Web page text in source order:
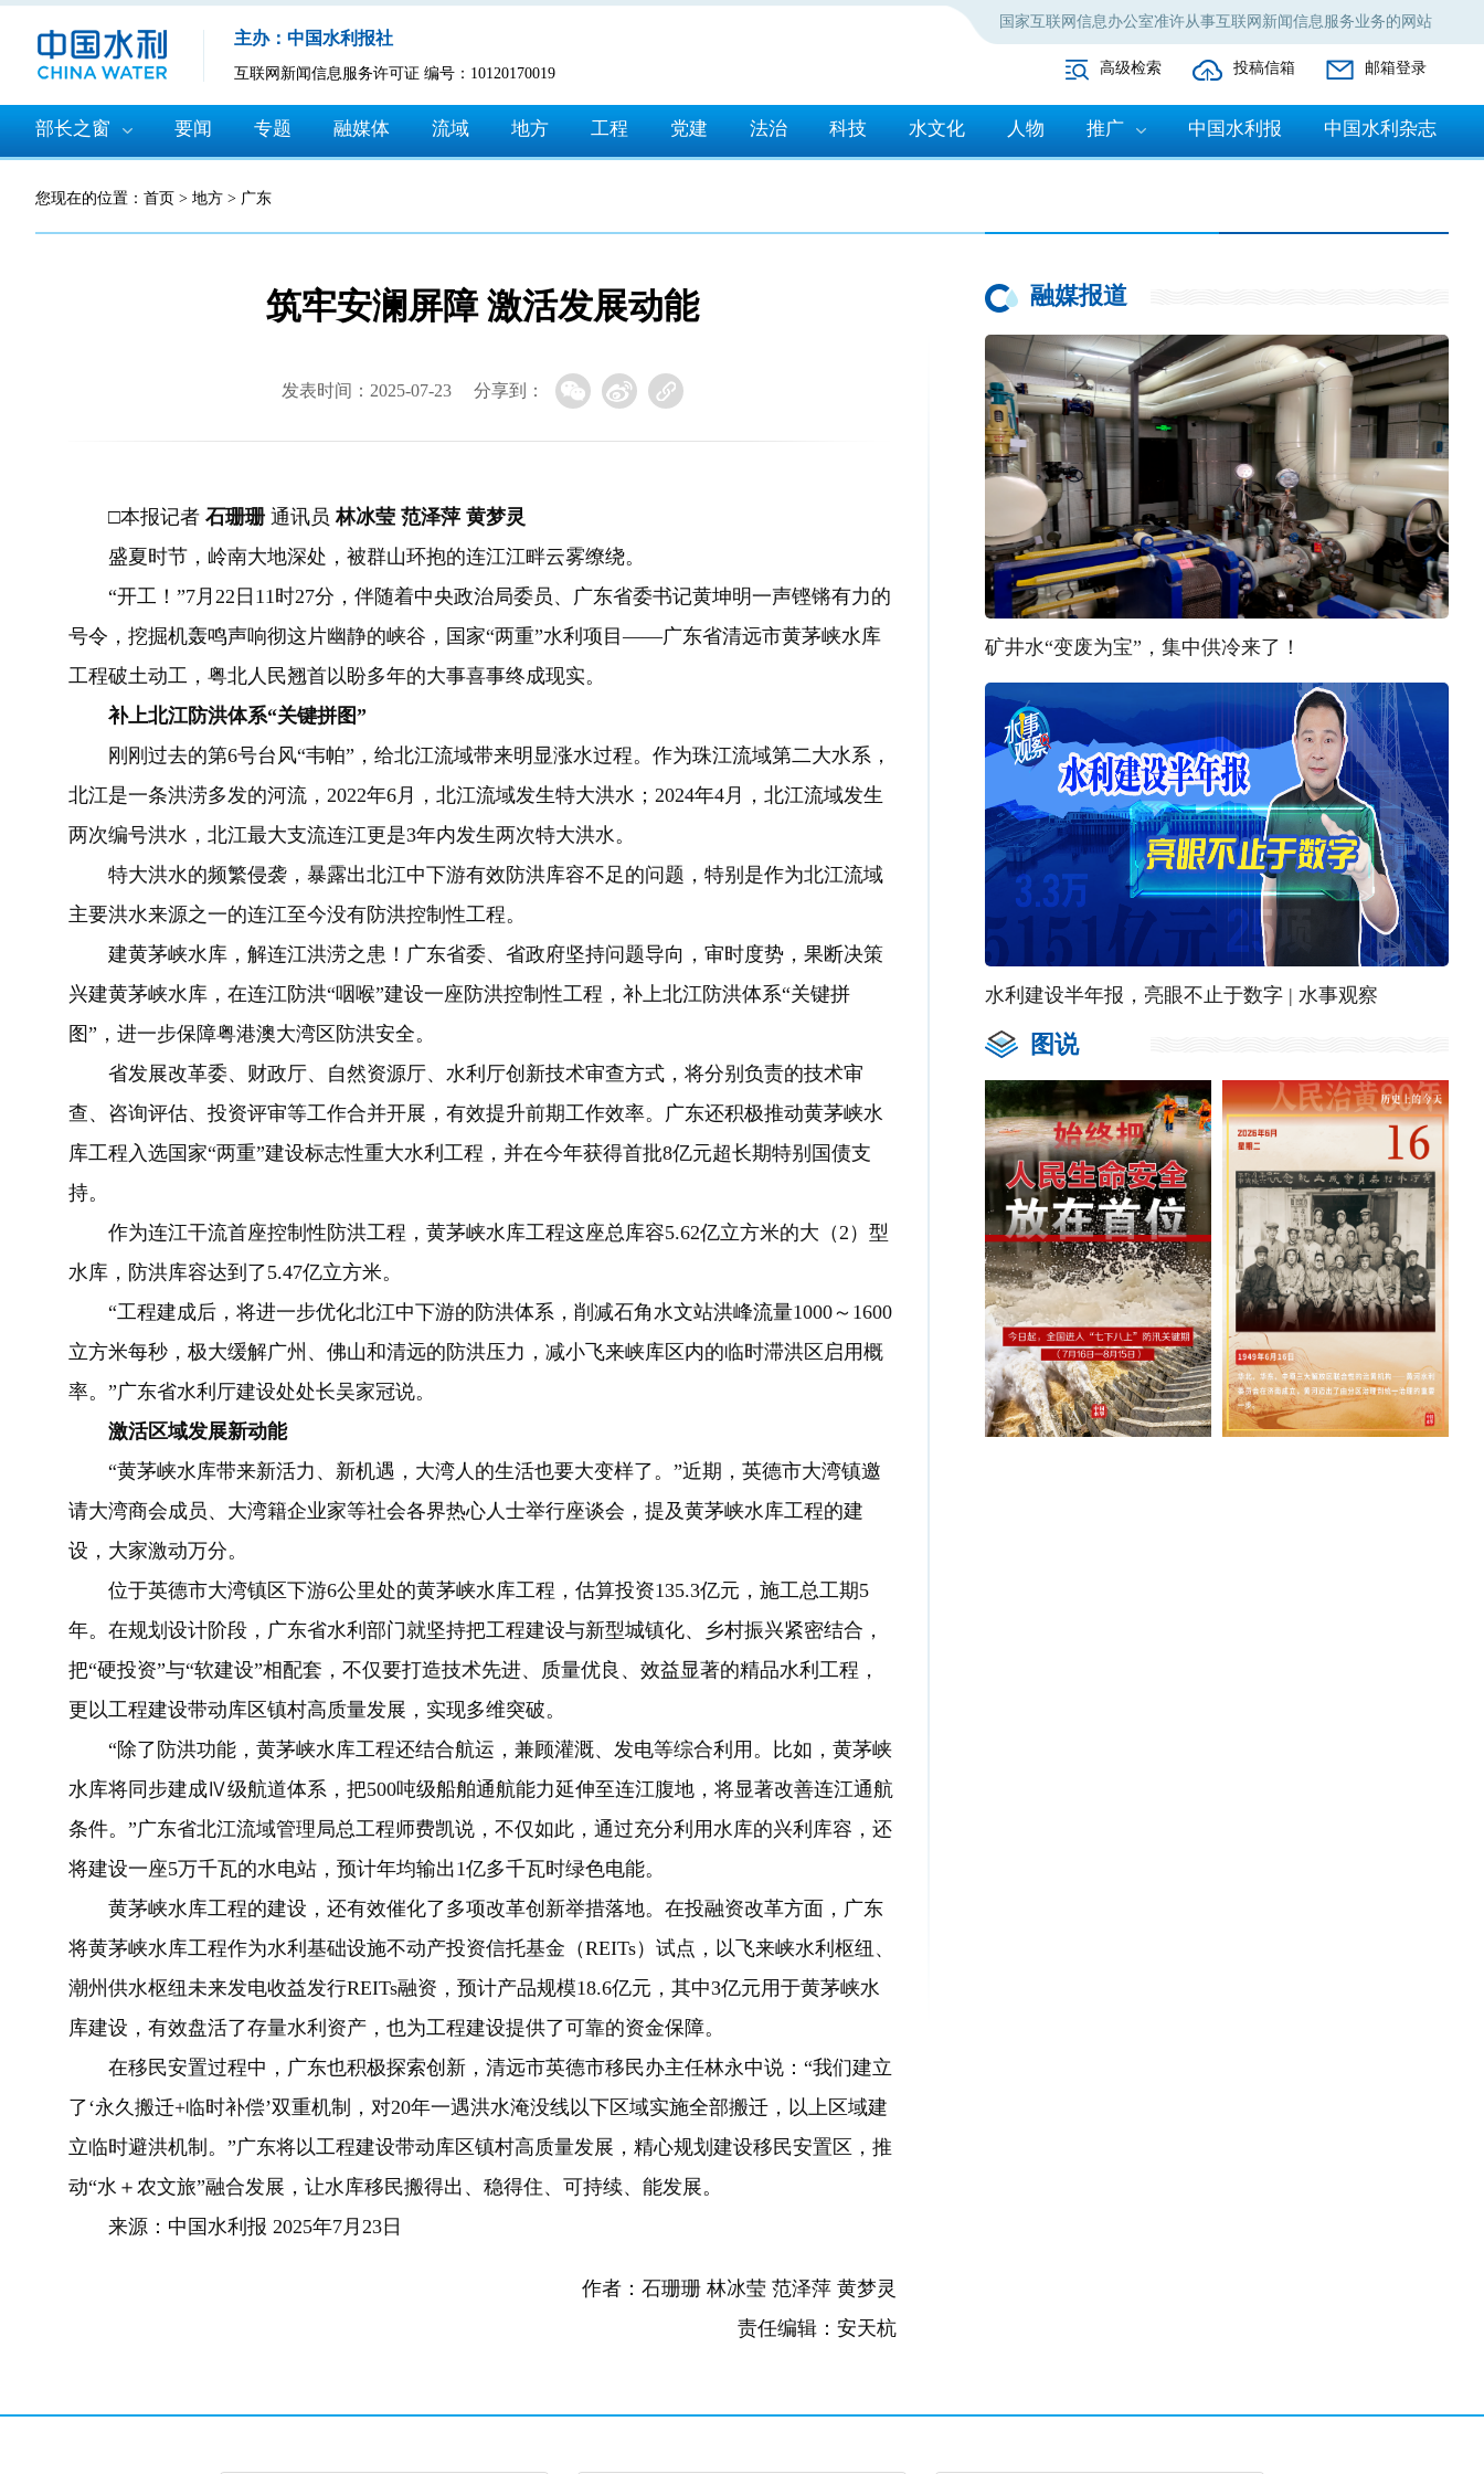
国家互联网信息办公室准许从事互联网新闻信息服务业务的网站
主办：中国水利报社
互联网新闻信息服务许可证 编号：10120170019 高级检索 投稿信箱 邮箱登录
部长之窗 要闻 专题 融媒体 流域 地方 工程 党建 法治 科技 水文化 人物 推广 中国水利报 中国水利杂志
您现在的位置： 首页 > 地方 > 广东
筑牢安澜屏障 激活发展动能
发表时间：2025-07-23 分享到：
□本报记者 石珊珊 通讯员林冰莹 范泽萍 黄梦灵
盛夏时节，岭南大地深处，被群山环抱的连江江畔云雾缭绕。
“开工！”7月22日11时27分，伴随着中央政治局委员、广东省委书记黄坤明一声铿锵有力的
号令，挖掘机轰鸣声响彻这片幽静的峡谷，国家“两重”水利项目——广东省清远市黄茅峡水库
工程破土动工，粤北人民翘首以盼多年的大事喜事终成现实。
补上北江防洪体系“关键拼图”
刚刚过去的第6号台风“韦帕”，给北江流域带来明显涨水过程。作为珠江流域第二大水系，
北江是一条洪涝多发的河流，2022年6月，北江流域发生特大洪水；2024年4月，北江流域发生
两次编号洪水，北江最大支流连江更是3年内发生两次特大洪水。
特大洪水的频繁侵袭，暴露出北江中下游有效防洪库容不足的问题，特别是作为北江流域
主要洪水来源之一的连江至今没有防洪控制性工程。
建黄茅峡水库，解连江洪涝之患！广东省委、省政府坚持问题导向，审时度势，果断决策
兴建黄茅峡水库，在连江防洪“咽喉”建设一座防洪控制性工程，补上北江防洪体系“关键拼
图”，进一步保障粤港澳大湾区防洪安全。
省发展改革委、财政厅、自然资源厅、水利厅创新技术审查方式，将分别负责的技术审
查、咨询评估、投资评审等工作合并开展，有效提升前期工作效率。广东还积极推动黄茅峡水
库工程入选国家“两重”建设标志性重大水利工程，并在今年获得首批8亿元超长期特别国债支
持。
作为连江干流首座控制性防洪工程，黄茅峡水库工程这座总库容5.62亿立方米的大（2）型
水库，防洪库容达到了5.47亿立方米。
“工程建成后，将进一步优化北江中下游的防洪体系，削减石角水文站洪峰流量1000～1600
立方米每秒，极大缓解广州、佛山和清远的防洪压力，减小飞来峡库区内的临时滞洪区启用概
率。”广东省水利厅建设处处长吴家冠说。
激活区域发展新动能
“黄茅峡水库带来新活力、新机遇，大湾人的生活也要大变样了。”近期，英德市大湾镇邀
请大湾商会成员、大湾籍企业家等社会各界热心人士举行座谈会，提及黄茅峡水库工程的建
设，大家激动万分。
位于英德市大湾镇区下游6公里处的黄茅峡水库工程，估算投资135.3亿元，施工总工期5
年。在规划设计阶段，广东省水利部门就坚持把工程建设与新型城镇化、乡村振兴紧密结合，
把“硬投资”与“软建设”相配套，不仅要打造技术先进、质量优良、效益显著的精品水利工程，
更以工程建设带动库区镇村高质量发展，实现多维突破。
“除了防洪功能，黄茅峡水库工程还结合航运，兼顾灌溉、发电等综合利用。比如，黄茅峡
水库将同步建成Ⅳ级航道体系，把500吨级船舶通航能力延伸至连江腹地，将显著改善连江通航
条件。”广东省北江流域管理局总工程师费凯说，不仅如此，通过充分利用水库的兴利库容，还
将建设一座5万千瓦的水电站，预计年均输出1亿多千瓦时绿色电能。
黄茅峡水库工程的建设，还有效催化了多项改革创新举措落地。在投融资改革方面，广东
将黄茅峡水库工程作为水利基础设施不动产投资信托基金（REITs）试点，以飞来峡水利枢纽、
潮州供水枢纽未来发电收益发行REITs融资，预计产品规模18.6亿元，其中3亿元用于黄茅峡水
库建设，有效盘活了存量水利资产，也为工程建设提供了可靠的资金保障。
在移民安置过程中，广东也积极探索创新，清远市英德市移民办主任林永中说：“我们建立
了‘永久搬迁+临时补偿’双重机制，对20年一遇洪水淹没线以下区域实施全部搬迁，以上区域建
立临时避洪机制。”广东将以工程建设带动库区镇村高质量发展，精心规划建设移民安置区，推
动“水＋农文旅”融合发展，让水库移民搬得出、稳得住、可持续、能发展。
来源：中国水利报 2025年7月23日
作者：石珊珊 林冰莹 范泽萍 黄梦灵
责任编辑：安天杭
融媒报道
矿井水“变废为宝”，集中供冷来了！
水利建设半年报，亮眼不止于数字 | 水事观察
图说